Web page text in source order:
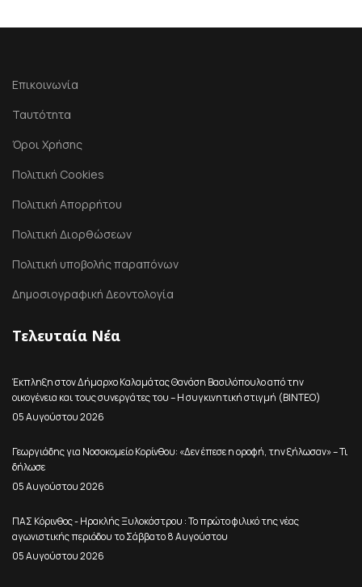
Επικοινωνία
Ταυτότητα
Όροι Χρήσης
Πολιτική Cookies
Πολιτική Απορρήτου
Πολιτική Διορθώσεων
Πολιτική υποβολής παραπόνων
Δημοσιογραφική Δεοντολογία
Τελευταία Νέα
Έκπληξη στον Δήμαρχο Καλαμάτας Θανάση Βασιλόπουλο από την
οικογένεια και τους συνεργάτες του – Η συγκινητική στιγμή (ΒΙΝΤΕΟ)
05 Αυγούστου 2026
Γεωργιάδης για Νοσοκομείο Κορίνθου: «Δεν έπεσε η οροφή, την ξήλωσαν» – Τι
δήλωσε
05 Αυγούστου 2026
ΠΑΣ Κόρινθος - Ηρακλής Ξυλοκάστρου : Το πρώτο φιλικό της νέας
αγωνιστικής περιόδου το Σάββατο 8 Αυγούστου
05 Αυγούστου 2026